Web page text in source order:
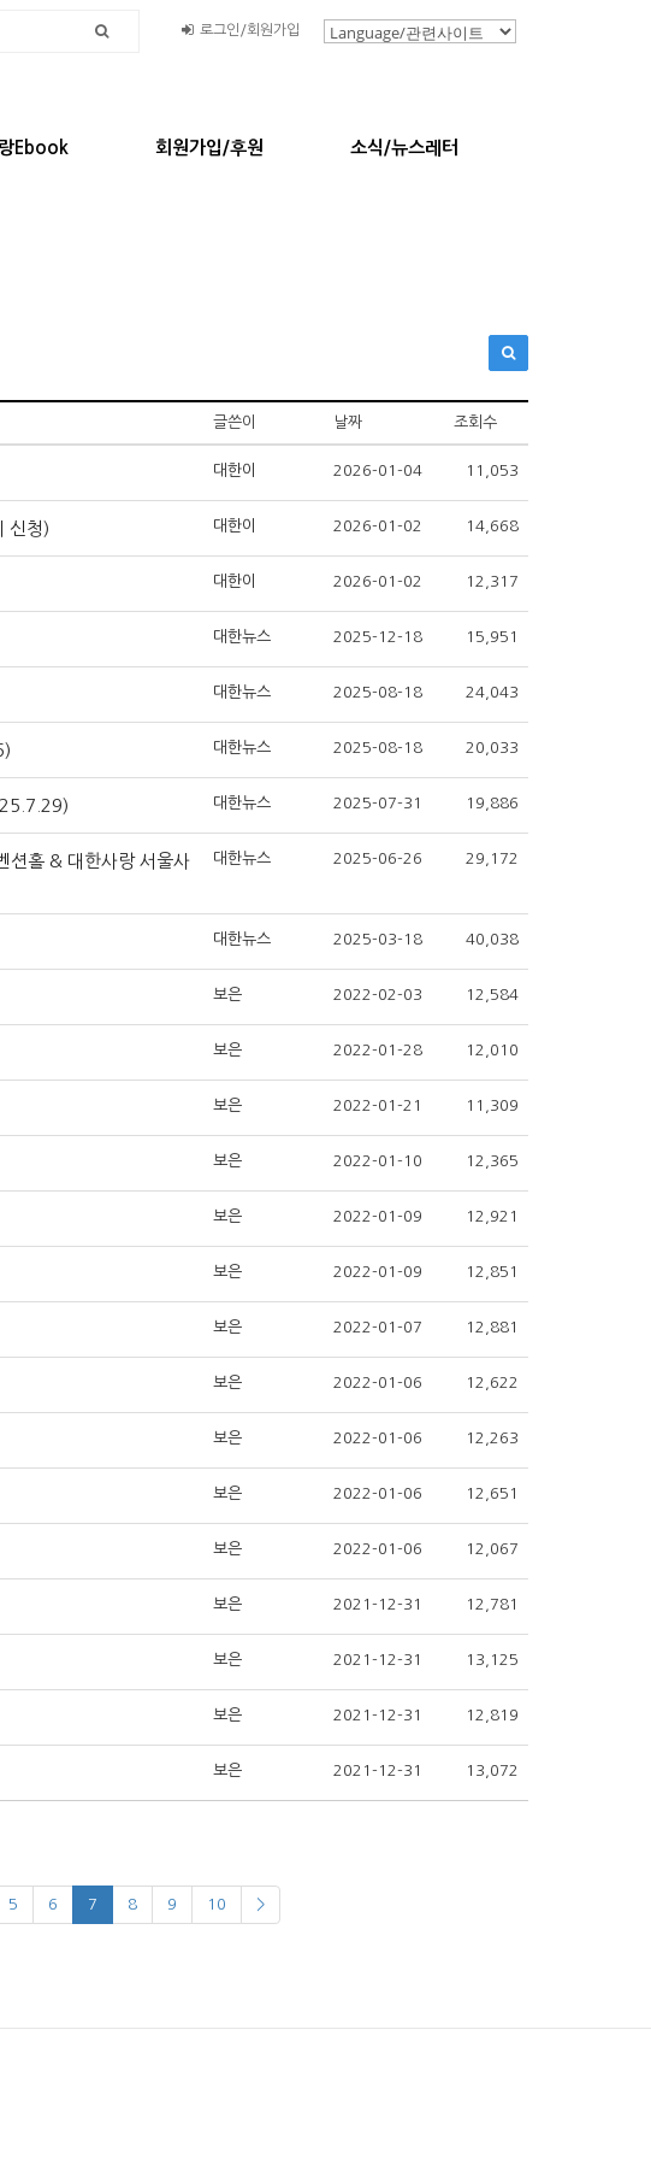
로그인/회원가입
Ebook 회원가입/후원 소식/뉴스레터
글쓴이 날짜 조회수
대한이 2026-01-04 11,053
신청) 대한이 2026-01-02 14,668
대한이 2026-01-02 12,317
대한뉴스 2025-12-18 15,951
대한뉴스 2025-08-18 24,043
대한뉴스 2025-08-18 20,033
대한뉴스 2025-07-31 19,886
홀 & 대한사랑 서울사
대한뉴스 2025-06-26 29,172
대한뉴스 2025-03-18 40,038
보은 2022-02-03 12,584
보은 2022-01-28 12,010
보은 2022-01-21 11,309
보은 2022-01-10 12,365
보은 2022-01-09 12,921
보은 2022-01-09 12,851
보은 2022-01-07 12,881
보은 2022-01-06 12,622
보은 2022-01-06 12,263
보은 2022-01-06 12,651
보은 2022-01-06 12,067
보은 2021-12-31 12,781
보은 2021-12-31 13,125
보은 2021-12-31 12,819
보은 2021-12-31 13,072
5 6 7 8 9 10 >